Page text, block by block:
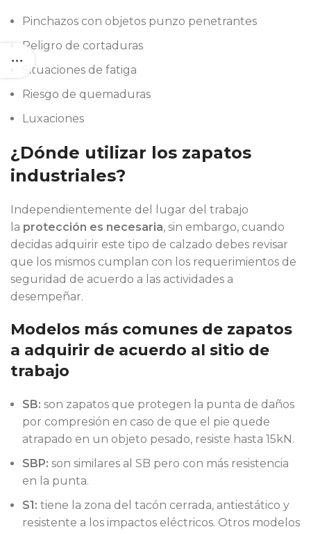
Pinchazos con objetos punzo penetrantes
Peligro de cortaduras
Situaciones de fatiga
Riesgo de quemaduras
Luxaciones
¿Dónde utilizar los zapatos
industriales?
Independientemente del lugar del trabajo
la protección es necesaria, sin embargo, cuando
decidas adquirir este tipo de calzado debes revisar
que los mismos cumplan con los requerimientos de
seguridad de acuerdo a las actividades a
desempeñar.
Modelos más comunes de zapatos
a adquirir de acuerdo al sitio de
trabajo
SB: son zapatos que protegen la punta de daños
por compresión en caso de que el pie quede
atrapado en un objeto pesado, resiste hasta 15kN.
SBP: son similares al SB pero con más resistencia
en la punta.
S1: tiene la zona del tacón cerrada, antiestático y
resistente a los impactos eléctricos. Otros modelos